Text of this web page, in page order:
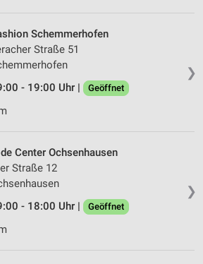
❯
Schemmerhofen
Straße 51
- 19:00 Uhr |
Geöffnet
❯
Center Ochsenhausen
Straße 12
- 18:00 Uhr |
Geöffnet